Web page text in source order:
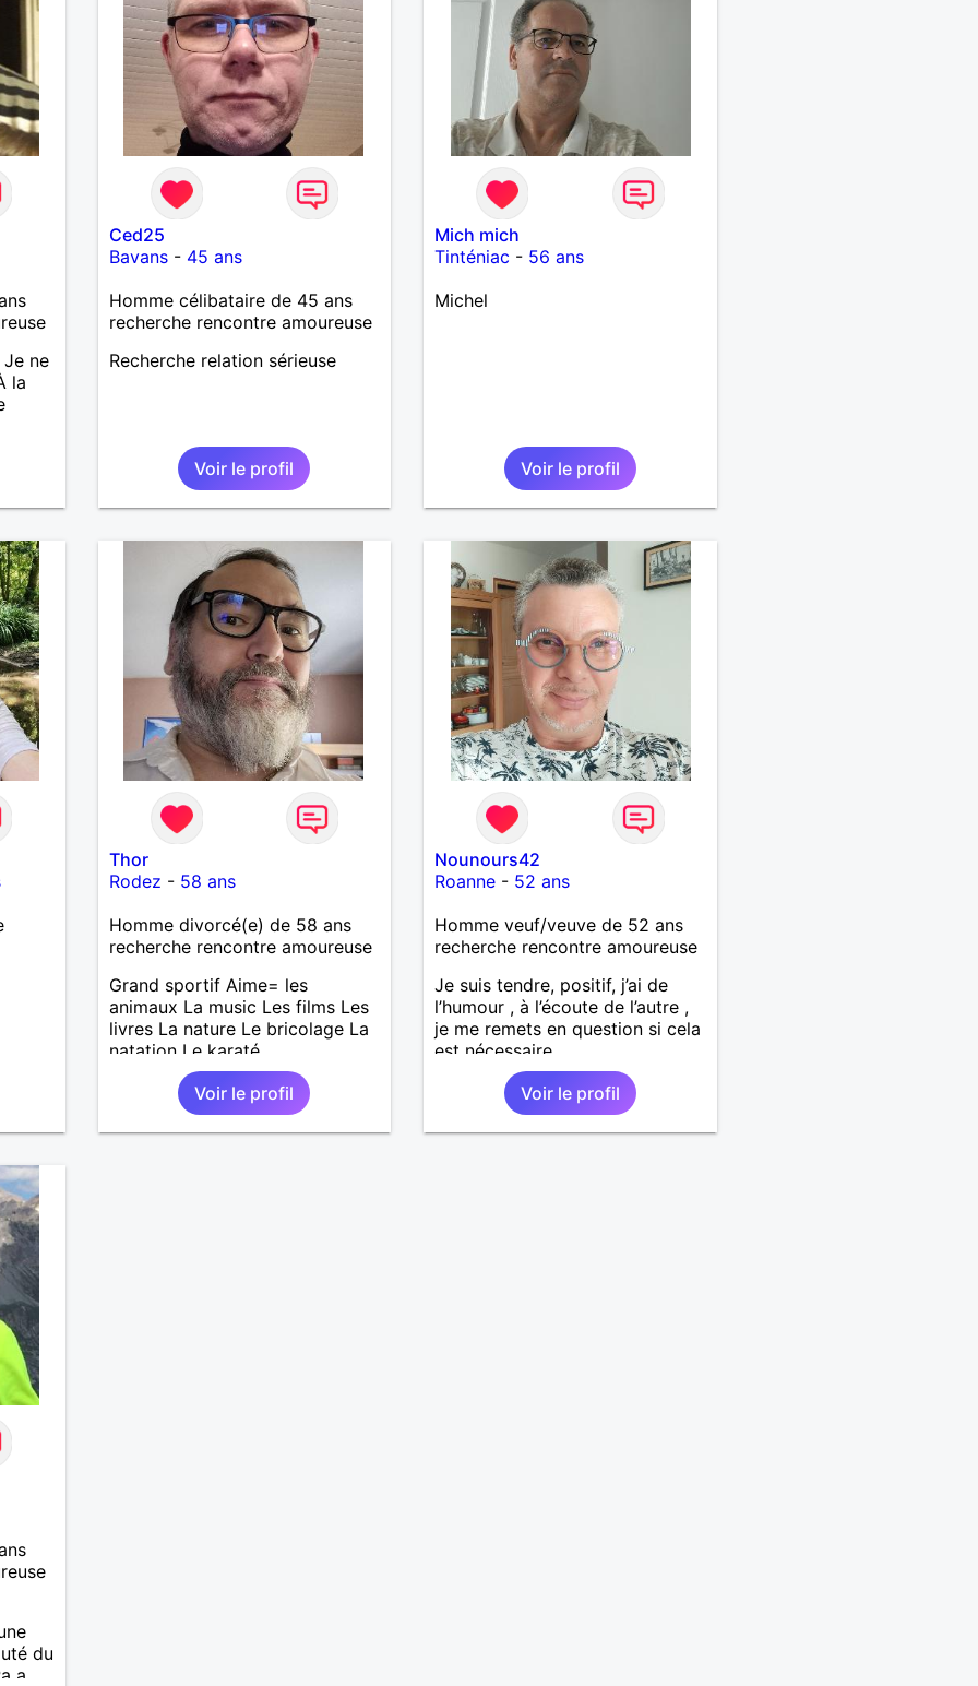
ne
la
Ced25
Bavans- 45 ans
Homme célibataire de 45 ans
recherche rencontre amoureuse
Recherche relation sérieuse
Voir le profil
Mich mich
Tinténiac - 56 ans
Michel
Voir le profil
Thor
Rodez - 58 ans
Homme divorcé(e) de 58 ans
recherche rencontre amoureuse
Grand sportif Aime= les
animaux La music Les films Les
livres La nature Le bricolage La
natation Le karaté
Voir le profil
Nounours42
Roanne - 52 ans
Homme veuf/veuve de 52 ans
recherche rencontre amoureuse
Je suis tendre, positif, j’ai de
l’humour , à l’écoute de l’autre ,
je me remets en question si cela
est nécessaire.
Voir le profil
du
a